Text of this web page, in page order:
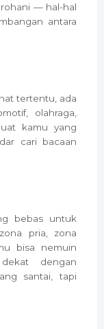
— hal-hal
antara
tertentu, ada
olahraga,
kamu yang
cari bacaan
bebas untuk
pria, zona
bisa nemuin
dengan
santai, tapi